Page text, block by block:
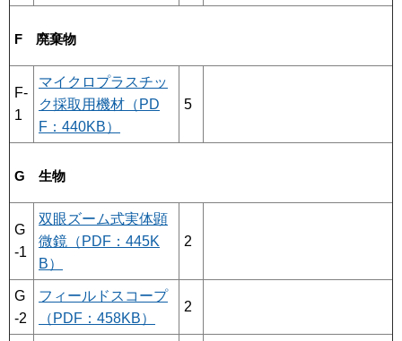
F 廃棄物
F-
1
マイクロプラスチッ
ク採取用機材（PD
F：440KB）
5
G 生物
G
-1
双眼ズーム式実体顕
微鏡（PDF：445K
B）
2
G
-2
フィールドスコープ
（PDF：458KB）
2